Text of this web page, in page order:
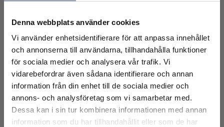
Denna webbplats använder cookies
Vi använder enhetsidentifierare för att anpassa innehållet
och annonserna till användarna, tillhandahålla funktioner
för sociala medier och analysera vår trafik. Vi
vidarebefordrar även sådana identifierare och annan
information från din enhet till de sociala medier och
annons- och analysföretag som vi samarbetar med.
Dessa kan i sin tur kombinera informationen med annan
information som du har tillhandahållit eller som de har
(CAM025) och instickskameramodulen Pan & Rotation (CAM026)
Kontakta oss för att boka en demonstration.
Batteri
1 Li-ion (inkl.)
Mått
Avloppskamera